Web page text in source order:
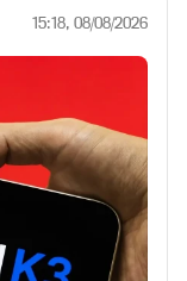
15:18, 08/08/2026